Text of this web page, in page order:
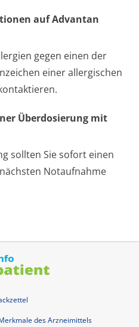
auf Advantan
gegen einen der
einer allergischen
Überdosierung mit
sollten Sie sofort einen
Notaufnahme
des Arzneimittels